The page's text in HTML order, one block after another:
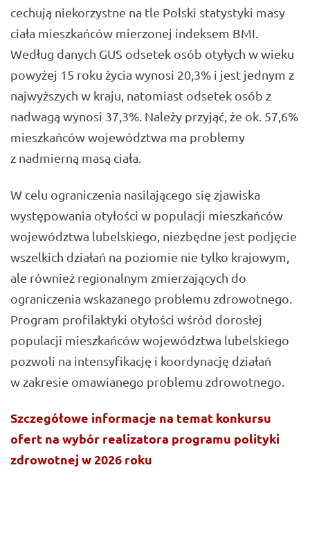
cechują niekorzystne na tle Polski statystyki masy
ciała mieszkańców mierzonej indeksem BMI.
Według danych GUS odsetek osób otyłych w wieku
powyżej 15 roku życia wynosi 20,3% i jest jednym z
najwyższych w kraju, natomiast odsetek osób z
nadwagą wynosi 37,3%. Należy przyjąć, że ok. 57,6%
mieszkańców województwa ma problemy
z nadmierną masą ciała.
W celu ograniczenia nasilającego się zjawiska
występowania otyłości w populacji mieszkańców
województwa lubelskiego, niezbędne jest podjęcie
wszelkich działań na poziomie nie tylko krajowym,
ale również regionalnym zmierzających do
ograniczenia wskazanego problemu zdrowotnego.
Program profilaktyki otyłości wśród dorosłej
populacji mieszkańców województwa lubelskiego
pozwoli na intensyfikację i koordynację działań
w zakresie omawianego problemu zdrowotnego.
Szczegółowe informacje na temat konkursu
ofert na wybór realizatora programu polityki
zdrowotnej w 2026 roku